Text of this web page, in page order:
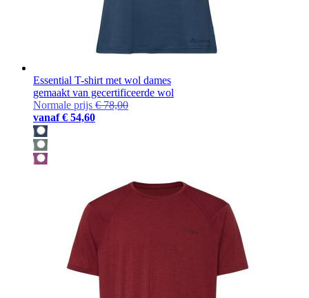
Essential T-shirt met wol dames
gemaakt van gecertificeerde wol
Normale prijs € 78,00
vanaf € 54,60